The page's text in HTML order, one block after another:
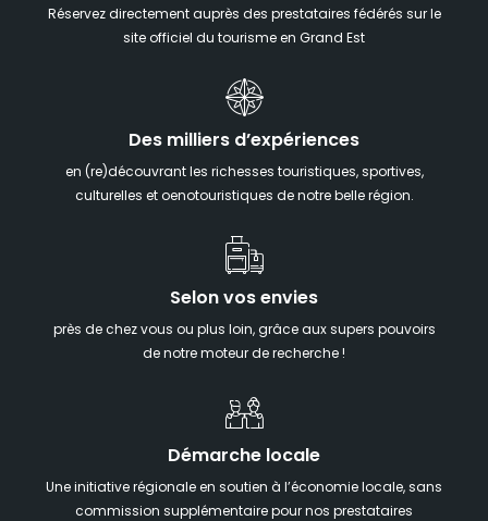
Réservez directement auprès des prestataires fédérés sur le
site officiel du tourisme en Grand Est
Des milliers d’expériences
en (re)découvrant les richesses touristiques, sportives,
culturelles et oenotouristiques de notre belle région.
Selon vos envies
près de chez vous ou plus loin, grâce aux supers pouvoirs
de notre moteur de recherche !
Démarche locale
Une initiative régionale en soutien à l’économie locale, sans
commission supplémentaire pour nos prestataires